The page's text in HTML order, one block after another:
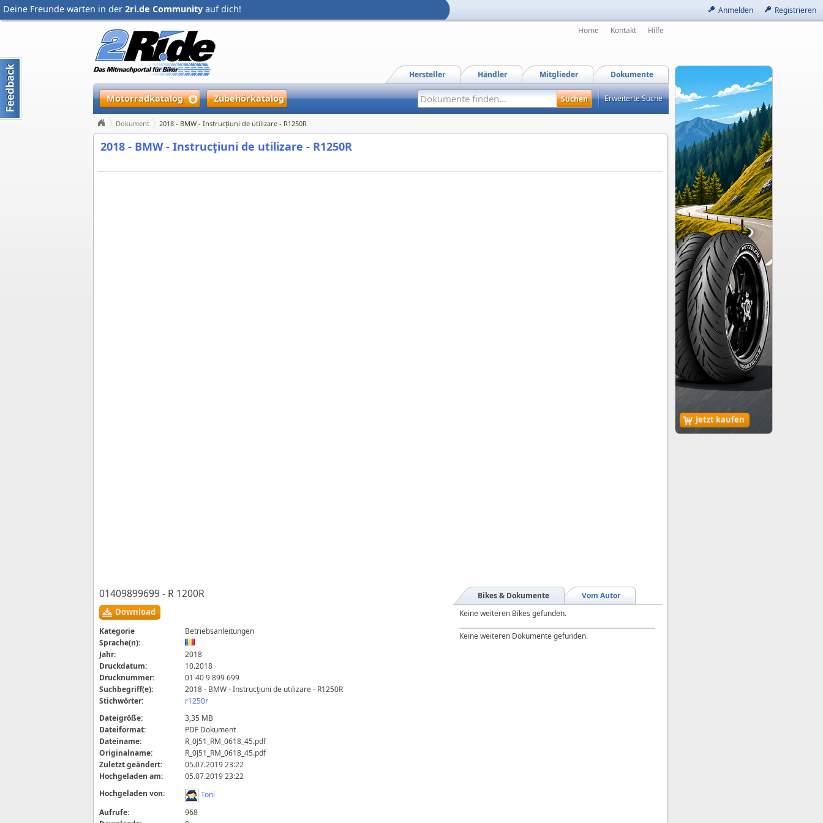
Anmelden Registrieren
Deine Freunde warten in der 2ri.de Community auf dich!
Jetzt kaufen
Home Kontakt Hilfe
Dokumente
Mitglieder
Händler
Hersteller
Motorradkatalog Zubehörkatalog Erweiterte Suche
Dokument 2018 - BMW - Instrucţiuni de utilizare - R1250R
2018 - BMW - Instrucţiuni de utilizare - R1250R
01409899699 - R 1200R
Download
Kategorie
Betriebsanleitungen
Sprache(n):
Jahr:
2018
Druckdatum:
10.2018
Drucknummer:
01 40 9 899 699
Suchbegriff(e):
2018 - BMW - Instrucţiuni de utilizare - R1250R
Stichwörter:
r1250r
Dateigröße:
3,35 MB
Dateiformat:
PDF Dokument
Dateiname:
R_0J51_RM_0618_45.pdf
Originalname:
R_0J51_RM_0618_45.pdf
Zuletzt geändert:
05.07.2019 23:22
Hochgeladen am:
05.07.2019 23:22
Hochgeladen von:
Toni
Aufrufe:
968
Vom Autor
Bikes & Dokumente
Keine weiteren Bikes gefunden.
Keine weiteren Dokumente gefunden.